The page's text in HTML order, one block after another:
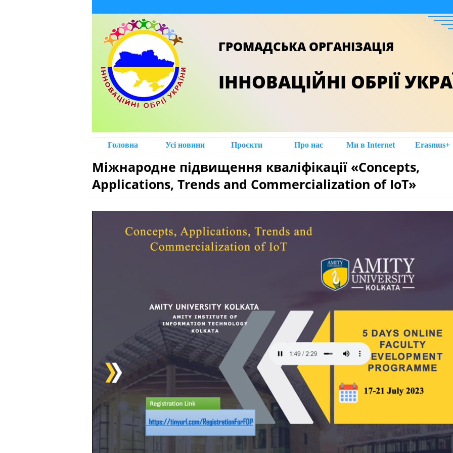
ГРОМАДСЬКА ОРГАНІЗАЦІЯ
ІННОВАЦІЙНІ ОБРІЇ
Головна Усі новини Проєкти Про нас Ми в Intеrnet Erasmus+
Міжнародне підвищення кваліфікації «Concepts,
Applications, Trends and Commercialization of IoT»